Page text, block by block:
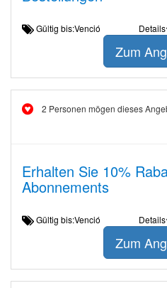
Gültig bis:Venció Details
Zum
2 Personen mögen dieses
Erhalten Sie 10%
Abonnements
Gültig bis:Venció Details
Zum